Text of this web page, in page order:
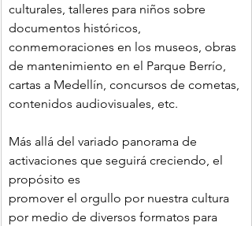
culturales, talleres para niños sobre
documentos históricos,
conmemoraciones en los museos, obras
de mantenimiento en el Parque Berrío,
cartas a Medellín, concursos de cometas,
contenidos audiovisuales, etc.
Más allá del variado panorama de
activaciones que seguirá creciendo, el
propósito es
promover el orgullo por nuestra cultura
por medio de diversos formatos para